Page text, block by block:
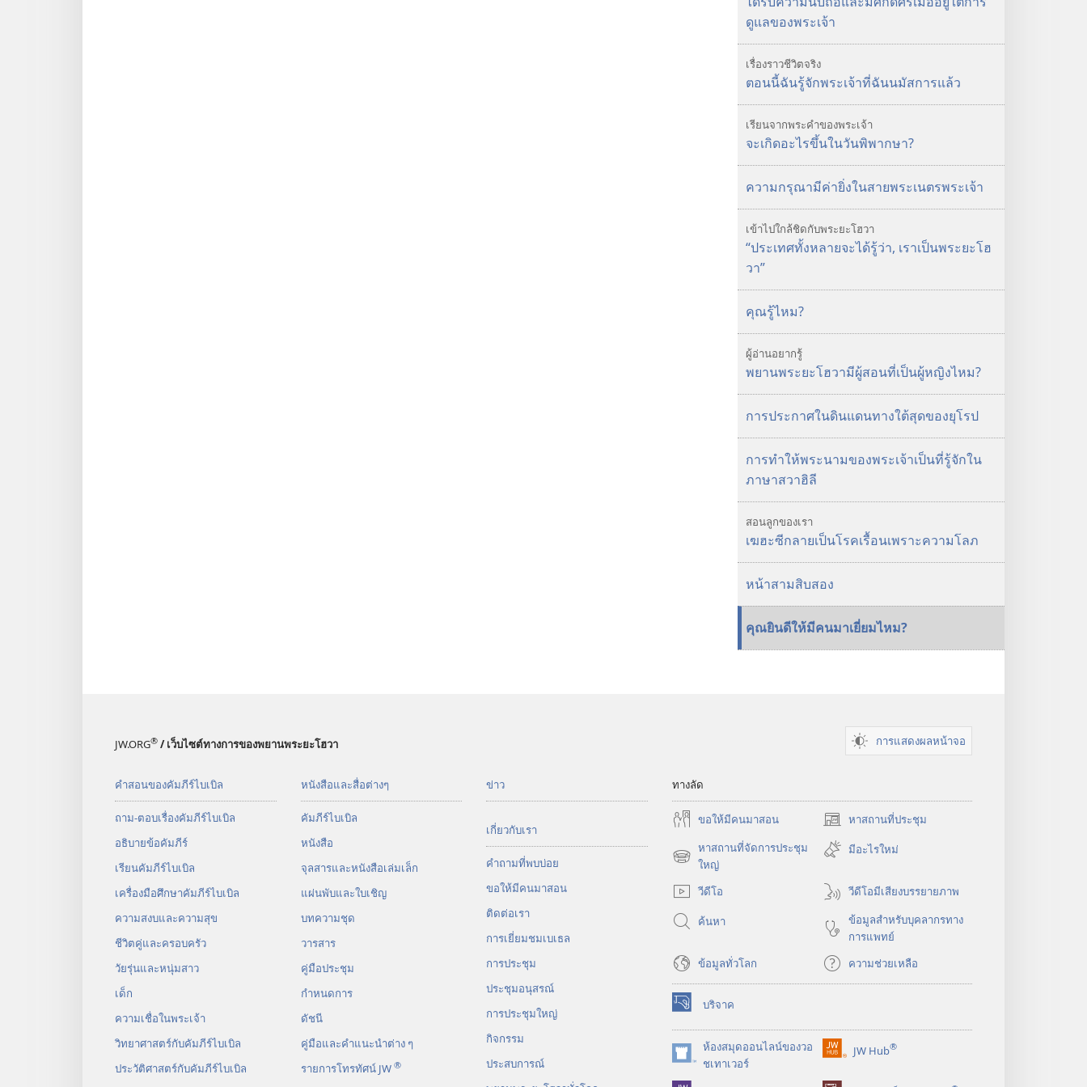
ดูแลของพระเจ้า
เรื่องราวชีวิตจริง
ตอนนี้ฉันรู้จักพระเจ้าที่ฉันนมัสการแล้ว
เรียนจากพระคำของพระเจ้า
จะเกิดอะไรขึ้นในวันพิพากษา?
ความกรุณามีค่ายิ่งในสายพระเนตรพระเจ้า
เข้าไปใกล้ชิดกับพระยะโฮวา
“ประเทศทั้งหลายจะได้รู้ว่า, เราเป็นพระยะโฮ
วา”
คุณรู้ไหม?
ผู้อ่านอยากรู้
พยานพระยะโฮวามีผู้สอนที่เป็นผู้หญิงไหม?
การประกาศในดินแดนทางใต้สุดของยุโรป
การทำให้พระนามของพระเจ้าเป็นที่รู้จักใน
ภาษาสวาฮิลี
สอนลูกของเรา
เฆฮะซีกลายเป็นโรคเรื้อนเพราะความโลภ
หน้าสามสิบสอง
คุณยินดีให้มีคนมาเยี่ยมไหม?
JW.ORG® / เว็บไซต์ทางการของพยานพระยะโฮวา การแสดงผลหน้าจอ
คำสอนของคัมภีร์ไบเบิล
ถาม-ตอบเรื่องคัมภีร์ไบเบิล
อธิบายข้อคัมภีร์
เรียนคัมภีร์ไบเบิล
เครื่องมือศึกษาคัมภีร์ไบเบิล
ความสงบและความสุข
ชีวิตคู่และครอบครัว
วัยรุ่น​และ​หนุ่ม​สาว
เด็ก
ความเชื่อในพระเจ้า
วิทยาศาสตร์กับคัมภีร์ไบเบิล
ประวัติศาสตร์กับคัมภีร์ไบเบิล
หนังสือและสื่อต่างๆ
คัมภีร์​ไบเบิล
หนังสือ
จุลสาร​และ​หนังสือ​เล่ม​เล็ก
แผ่น​พับ​และ​ใบ​เชิญ
บทความ​ชุด
วารสาร
คู่มือ​ประชุม
กำหนด​การ
ดัชนี
คู่มือ​และ​คำ​แนะ​นำ​ต่าง​ ๆ
รายการโทรทัศน์ JW ®
ข่าว
เกี่ยว​กับ​เรา
คำถามที่พบบ่อย
ขอ​ให้​มี​คน​มา​สอน
ติด​ต่อ​เรา
การ​เยี่ยม​ชม​เบเธล
การประชุม
ประชุมอนุสรณ์
การประชุมใหญ่
กิจกรรม
ประสบการณ์
ทางลัด
ขอ​ให้​มี​คน​มา​สอน หาสถานที่ประชุม
(เปิด
หน้าต่าง
ใหม่)
หาสถานที่จัดการประชุม
ใหญ่
(เปิด
หน้าต่าง
ใหม่)
มีอะไรใหม่
วีดีโอ วีดีโอมีเสียงบรรยายภาพ
ค้นหา
ข้อมูล​สำหรับ​บุคลากร​ทาง​
การ​แพทย์
ข้อมูล​ทั่ว​โลก
ความช่วยเหลือ
บริจาค
(เปิด
หน้าต่าง
ใหม่)
ห้องสมุดออนไลน์ของวอ
ชเทาเวอร์
(เปิด
หน้าต่าง
JW Hub®
(เปิด